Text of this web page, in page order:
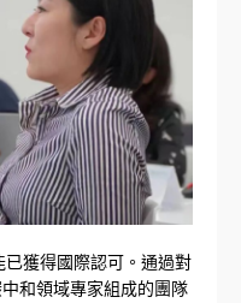
獲得國際認可。通過對
和領域專家組成的團隊